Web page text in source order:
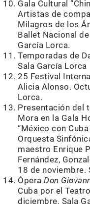
Gala Cultural
Artistas de
Milagros de los
Ballet Nacional
García Lorca.
Temporadas de
Sala García Lorca
25 Festival
Alicia Alonso.
Lorca.
Presentación del
Mora en la Gala
“México con
Orquesta
maestro Enrique
Fernández,
18 de noviembre.
Ópera Don
Cuba por el
diciembre. Sala